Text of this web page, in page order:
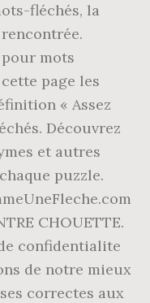
fléchés, la
mots
page les
« Assez
Découvrez
et autres
puzzle.
CHOUETTE.
confidentialite
de notre mieux
correctes aux